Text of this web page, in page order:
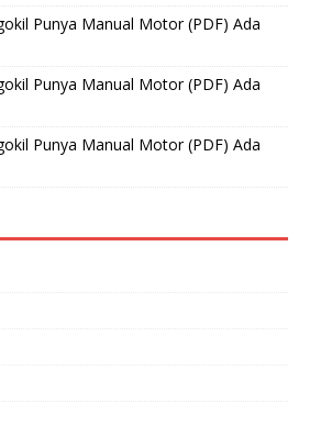
Punya Manual Motor (PDF) Ada
Punya Manual Motor (PDF) Ada
Punya Manual Motor (PDF) Ada